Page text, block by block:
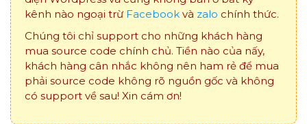
kênh nào ngoại trừ Facebook và zalo chính thức.
Chúng tôi chỉ support cho những khách hàng
mua source code chính chủ. Tiền nào của nấy,
khách hàng cân nhắc không nên ham rẻ để mua
phải source code không rõ nguồn gốc và không
có support về sau! Xin cám ơn!